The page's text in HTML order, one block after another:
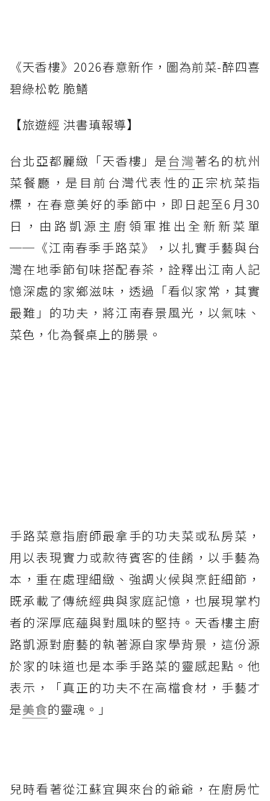
《天香樓》2026春意新作，圖為前菜-醉四喜
碧綠松乾 脆鱔
【旅遊經 洪書瑱報導】
台北亞都麗緻「天香樓」是台灣著名的杭州
菜餐廳，是目前台灣代表性的正宗杭菜指
標，在春意美好的季節中，即日起至6月30
日，由路凱源主廚領軍推出全新新菜單
──《江南春季手路菜》，以扎實手藝與台
灣在地季節旬味搭配春茶，詮釋出江南人記
憶深處的家鄉滋味，透過「看似家常，其實
最難」的功夫，將江南春景風光，以氣味、
菜色，化為餐桌上的勝景。
手路菜意指廚師最拿手的功夫菜或私房菜，
用以表現實力或款待賓客的佳餚，以手藝為
本，重在處理細緻、強調火候與烹飪細節，
既承載了傳統經典與家庭記憶，也展現掌杓
者的深厚底蘊與對風味的堅持。天香樓主廚
路凱源對廚藝的執著源自家學背景，這份源
於家的味道也是本季手路菜的靈感起點。他
表示，「真正的功夫不在高檔食材，手藝才
是美食的靈魂。」
兒時看著從江蘇宜興來台的爺爺，在廚房忙